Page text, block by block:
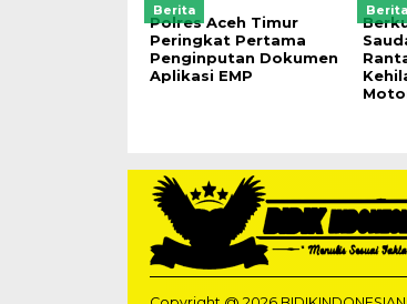
Berita
Polres Aceh Timur
Peringkat Pertama
Penginputan Dokumen
Aplikasi EMP
Berita